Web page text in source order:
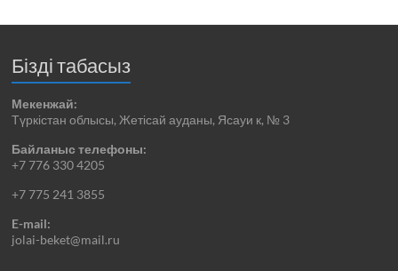
Бізді табасыз
Мекенжай:
Түркістан облысы, Жетісай ауданы, Ясауи к, № 3
Байланыс телефоны:
+7 776 330 4205
+7 775 241 3855
E-mail:
jolai-beket@mail.ru